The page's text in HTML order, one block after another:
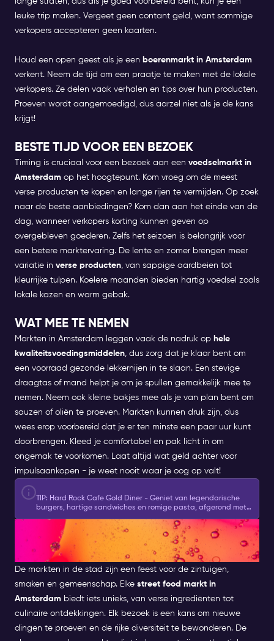
leuke trip maken. Vergeet geen contant geld, want sommige
verkopers accepteren geen kaarten.
Houd een open geest als je een boerenmarkt in Amsterdam
verkent. Neem de tijd om een praatje te maken met de lokale
verkopers. Ze delen vaak verhalen en tips over hun producten.
Proeven wordt aangemoedigd, dus aarzel niet als je de kans
krijgt!
BESTE TIJD VOOR EEN BEZOEK
Timing is cruciaal voor een bezoek aan een voedselmarkt in
Amsterdam op het hoogtepunt. Kom vroeg om de meest
verse producten te kopen en lange rijen te vermijden. Op zoek
naar de beste aanbiedingen? Kom dan aan het einde van de
dag, wanneer verkopers korting kunnen geven op
overgebleven goederen. Zelfs het seizoen is belangrijk voor
een betere marktervaring. De lente en zomer brengen meer
variatie in verse producten, van sappige aardbeien tot
kleurrijke tulpen. Koelere maanden bieden hartig voedsel zoals
lokale kazen en warm gebak.
WAT MEE TE NEMEN
Markten in Amsterdam leggen vaak de nadruk op hele
kwaliteitsvoedingsmiddelen, dus zorg dat je klaar bent om
een voorraad gezonde lekkernijen in te slaan. Een stevige
draagtas of mand helpt je om je spullen gemakkelijk mee te
nemen. Neem ook kleine bakjes mee als je van plan bent om
sauzen of oliën te proeven. Markten kunnen druk zijn, dus
wees erop voorbereid dat je er ten minste een paar uur kunt
doorbrengen. Kleed je comfortabel en pak licht in om
ongemak te voorkomen. Laat altijd wat geld achter voor
impulsaankopen - je weet nooit waar je oog op valt!
TIP: Hard Rock Cafe Gold Diner - Geniet van legendarische
burgers, hartige sandwiches en romige pasta, afgerond met
boeken en te reserveren ➜
PROEF DE SMAKEN VAN
AMSTERDAM
De markten in de stad zijn een feest voor de zintuigen,
smaken en gemeenschap. Elke street food markt in
Amsterdam biedt iets unieks, van verse ingrediënten tot
culinaire ontdekkingen. Elk bezoek is een kans om nieuwe
dingen te proeven en de rijke diversiteit te bewonderen. De